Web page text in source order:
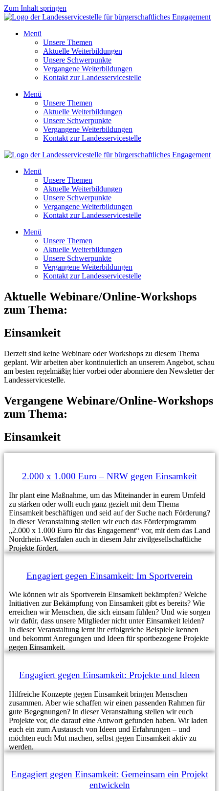
Zum Inhalt springen
Menü
Unsere Themen
Aktuelle Weiterbildungen
Unsere Schwerpunkte
Vergangene Weiterbildungen
Kontakt zur Landesservicestelle
Menü
Unsere Themen
Aktuelle Weiterbildungen
Unsere Schwerpunkte
Vergangene Weiterbildungen
Kontakt zur Landesservicestelle
Menü
Unsere Themen
Aktuelle Weiterbildungen
Unsere Schwerpunkte
Vergangene Weiterbildungen
Kontakt zur Landesservicestelle
Menü
Unsere Themen
Aktuelle Weiterbildungen
Unsere Schwerpunkte
Vergangene Weiterbildungen
Kontakt zur Landesservicestelle
Aktuelle Webinare/Online-Workshops
zum Thema:
Einsamkeit
Derzeit sind keine Webinare oder Workshops zu diesem Thema
geplant. Wir arbeiten aber kontinuierlich an unserem Angebot, schau
am besten regelmäßig hier vorbei oder abonniere den Newsletter der
Landesservicestelle.
Vergangene Webinare/Online-Workshops
zum Thema:
Einsamkeit
2.000 x 1.000 Euro – NRW gegen Einsamkeit
Ihr plant eine Maßnahme, um das Miteinander in eurem Umfeld
zu stärken oder wollt euch ganz gezielt mit dem Thema
Einsamkeit beschäftigen und seid auf der Suche nach Förderung?
In dieser Veranstaltung stellen wir euch das Förderprogramm
„2.000 x 1.000 Euro für das Engagement“ vor, mit dem das Land
Nordrhein-Westfalen auch in diesem Jahr zivilgesellschaftliche
Projekte fördert.
Engagiert gegen Einsamkeit: Im Sportverein
Wie können wir als Sportverein Einsamkeit bekämpfen? Welche
Initiativen zur Bekämpfung von Einsamkeit gibt es bereits? Wie
erreichen wir Menschen, die sich einsam fühlen? Und wie sorgen
wir dafür, dass unsere Mitglieder nicht unter Einsamkeit leiden?
In dieser Veranstaltung lernt ihr erfolgreiche Beispiele kennen
und bekommt Anregungen und Ideen für sportbezogene Projekte
gegen Einsamkeit.
Engagiert gegen Einsamkeit: Projekte und Ideen
Hilfreiche Konzepte gegen Einsamkeit bringen Menschen
zusammen. Aber wie schaffen wir einen passenden Rahmen für
gute Begegnungen? In dieser Veranstaltung stellen wir euch
Projekte vor, die darauf eine Antwort gefunden haben. Wir laden
euch ein zum Austausch von Ideen und Erfahrungen – und
möchten euch Mut machen, selbst gegen Einsamkeit aktiv zu
werden.
Engagiert gegen Einsamkeit: Gemeinsam ein Projekt
entwickeln